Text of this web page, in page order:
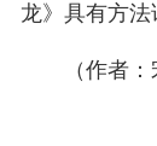
龙》具有方法
（作者